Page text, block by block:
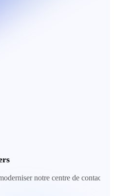
notre centre de contact.